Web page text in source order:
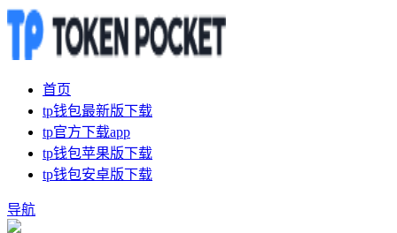
首页
tp钱包最新版下载
tp官方下载app
tp钱包苹果版下载
tp钱包安卓版下载
导航